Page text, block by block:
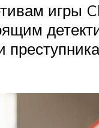
игры